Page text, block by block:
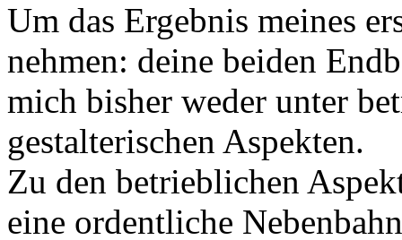
Um das Ergebnis meines
nehmen: deine beiden
mich bisher weder unter
gestalterischen Aspekten.
Zu den betrieblichen
eine ordentliche